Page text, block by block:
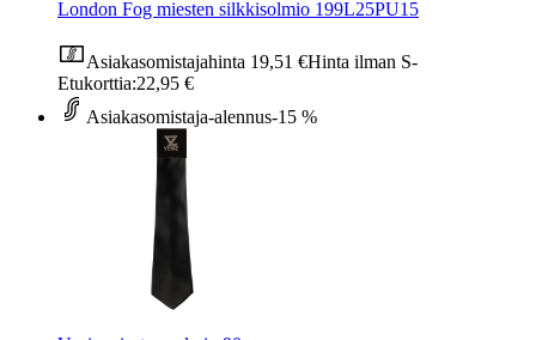
London Fog miesten silkkisolmio 199L25PU15
Asiakasomistajahinta 19,51 €Hinta ilman S-
Etukorttia:22,95 €
Asiakasomistaja-alennus-15 %